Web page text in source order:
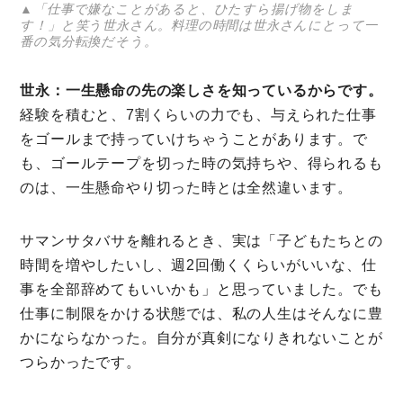
▲「仕事で嫌なことがあると、ひたすら揚げ物をしま
す！」と笑う世永さん。料理の時間は世永さんにとって一
番の気分転換だそう。
世永：一生懸命の先の楽しさを知っているからです。
経験を積むと、7割くらいの力でも、与えられた仕事
をゴールまで持っていけちゃうことがあります。で
も、ゴールテープを切った時の気持ちや、得られるも
のは、一生懸命やり切った時とは全然違います。
サマンサタバサを離れるとき、実は「子どもたちとの
時間を増やしたいし、週2回働くくらいがいいな、仕
事を全部辞めてもいいかも」と思っていました。でも
仕事に制限をかける状態では、私の人生はそんなに豊
かにならなかった。自分が真剣になりきれないことが
つらかったです。